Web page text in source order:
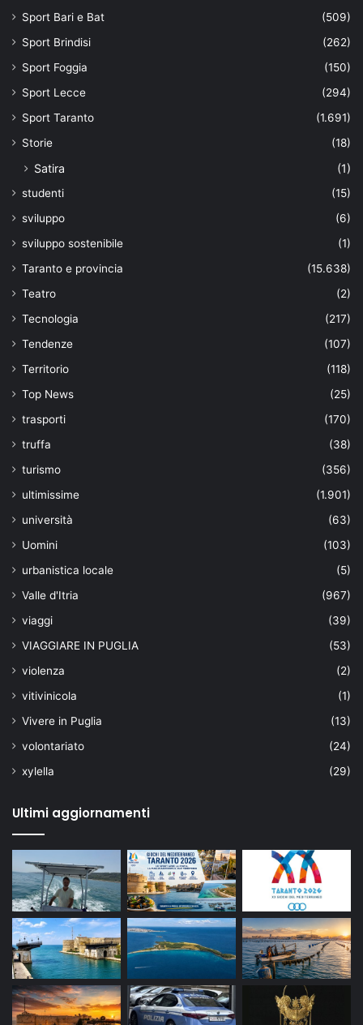
Sport Bari e Bat
(509)
Sport Brindisi
(262)
Sport Foggia
(150)
Sport Lecce
(294)
Sport Taranto
(1.691)
Storie
(18)
Satira (1)
studenti
(15)
sviluppo
(6)
sviluppo sostenibile
(1)
Taranto e provincia
(15.638)
Teatro
(2)
Tecnologia
(217)
Tendenze
(107)
Territorio
(118)
Top News
(25)
trasporti
(170)
truffa
(38)
turismo
(356)
ultimissime
(1.901)
università
(63)
Uomini
(103)
urbanistica locale
(5)
Valle d'Itria
(967)
viaggi
(39)
VIAGGIARE IN PUGLIA
(53)
violenza
(2)
vitivinicola
(1)
Vivere in Puglia
(13)
volontariato
(24)
xylella
(29)
Ultimi aggiornamenti